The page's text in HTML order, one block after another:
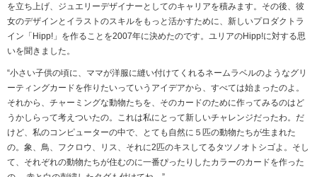
を立ち上げ、ジュエリーデザイナーとしてのキャリアを積みます。その後、彼
女のデザインとイラストのスキルをもっと活かすために、新しいプロダクトラ
イン「Hipp!」を作ることを2007年に決めたのです。ユリアのHipp!に対する思
いを聞きました。
“小さい子供の頃に、ママが洋服に縫い付けてくれるネームラベルのようなグリ
ーティングカードを作りたいっていうアイデアから、すべては始まったのよ。
それから、チャーミングな動物たちを、そのカードのために作ってみるのはど
うかしらって考えついたの。これは私にとって新しいチャレンジだったわ。だ
けど、私のコンピューターの中で、とても自然に５匹の動物たちが生まれた
の。象、鳥、フクロウ、リス、それに2匹のキスしてるタツノオトシゴよ。そし
て、それぞれの動物たちが住むのに一番ぴったりしたカラーのカードを作った